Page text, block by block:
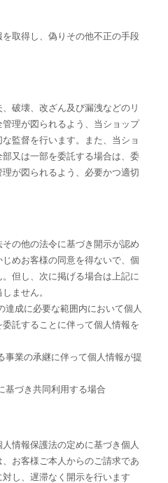
取得し、偽りその他不正の手段
破壊、改ざん及び漏洩などのリ
理が図られるよう、当ショップ
監督を行います。また、当ショ
又は一部を委託する場合は、委
が図られるよう、必要かつ適切
の他の法令に基づき開示が認め
めお客様の同意を得ないで、個
但し、次に掲げる場合は上記に
ません。
達成に必要な範囲内において個人
託することに伴って個人情報を
事業の承継に伴って個人情報が提
基づき共同利用する場合
情報保護法の定めに基づき個人
お客様ご本人からのご請求であ
し、遅滞なく開示を行います